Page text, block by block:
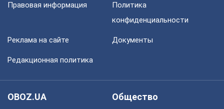
Правовая информация
Политика
конфиденциальности
Реклама на сайте Документы
Редакционная политика
OBOZ.UA
Общество